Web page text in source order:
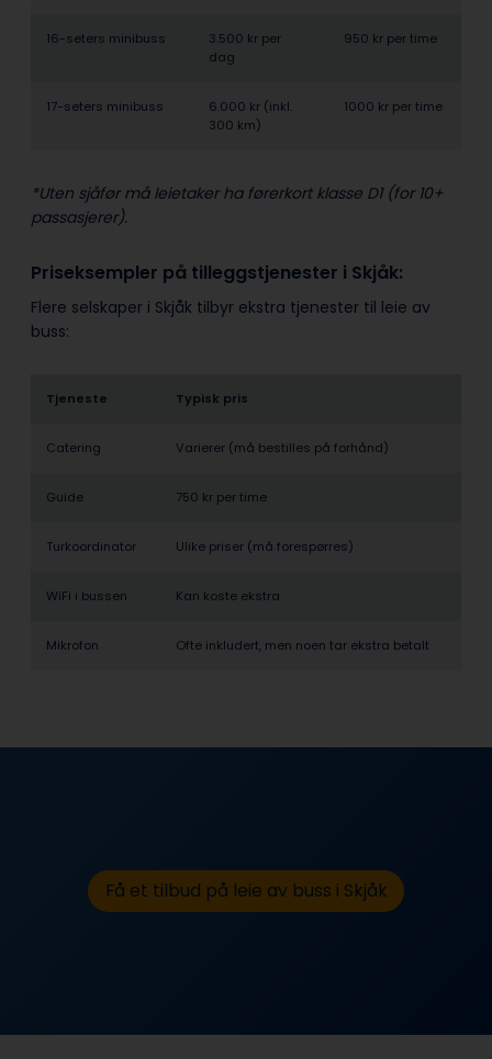
16-seters minibuss
3.500 kr per
dag
950 kr per time
17-seters minibuss
6.000 kr (inkl.
300 km)
1000 kr per time
*Uten sjåfør må leietaker ha førerkort klasse D1 (for 10+
passasjerer).
Priseksempler på tilleggstjenester i Skjåk:
Flere selskaper i Skjåk tilbyr ekstra tjenester til leie av
buss:
Tjeneste Typisk pris
Catering Varierer (må bestilles på forhånd)
Guide 750 kr per time
Turkoordinator Ulike priser (må forespørres)
WiFi i bussen Kan koste ekstra
Mikrofon Ofte inkludert, men noen tar ekstra betalt
Få et tilbud på leie av buss i Skjåk